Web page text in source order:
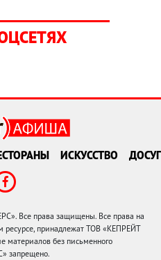
ИСКУССТВО ДОСУГ
Все права защищены. Все права на
ресурсе, принадлежат ТОВ «КЕПРЕЙТ
материалов без письменного
запрещено.